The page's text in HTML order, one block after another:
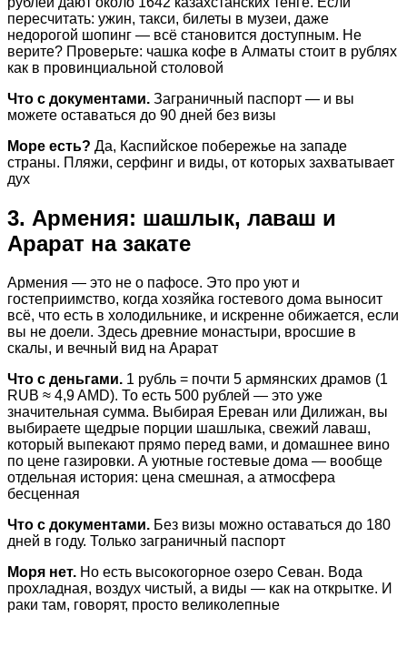
пересчитать: ужин, такси, билеты в музеи, даже
недорогой шопинг — всё становится доступным. Не
верите? Проверьте: чашка кофе в Алматы стоит в рублях
как в провинциальной столовой
Что с документами. Заграничный паспорт — и вы
можете оставаться до 90 дней без визы
Море есть? Да, Каспийское побережье на западе
страны. Пляжи, серфинг и виды, от которых захватывает
дух
3. Армения: шашлык, лаваш и
Арарат на закате
Армения — это не о пафосе. Это про уют и
гостеприимство, когда хозяйка гостевого дома выносит
всё, что есть в холодильнике, и искренне обижается, если
вы не доели. Здесь древние монастыри, вросшие в
скалы, и вечный вид на Арарат
Что с деньгами. 1 рубль = почти 5 армянских драмов (1
RUB ≈ 4,9 AMD). То есть 500 рублей — это уже
значительная сумма. Выбирая Ереван или Дилижан, вы
выбираете щедрые порции шашлыка, свежий лаваш,
который выпекают прямо перед вами, и домашнее вино
по цене газировки. А уютные гостевые дома — вообще
отдельная история: цена смешная, а атмосфера
бесценная
Что с документами. Без визы можно оставаться до 180
дней в году. Только заграничный паспорт
Моря нет. Но есть высокогорное озеро Севан. Вода
прохладная, воздух чистый, а виды — как на открытке. И
раки там, говорят, просто великолепные